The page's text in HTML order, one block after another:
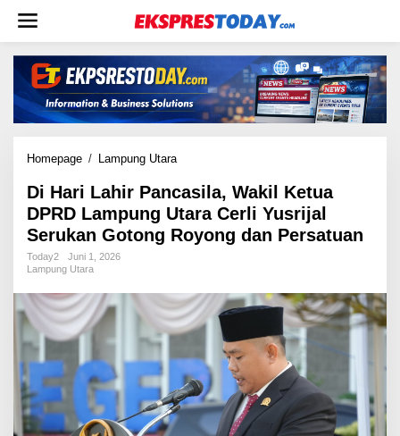
w
Homepage / Lampung UtaraD
H
a
r
h
i
r
P
a
n
c
Di Hari Lahir Pancasila, Wakil Ketua
DPRD Lampung Utara Cerli Yusrijal
Serukan Gotong Royong dan Persatuan
Today2
Juni 1, 2026
Lampung Utara